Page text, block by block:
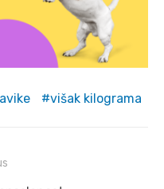
višak kilograma